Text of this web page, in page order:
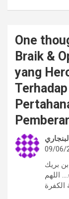
One
Braik &
yang
09/06/
بريك
اللهم